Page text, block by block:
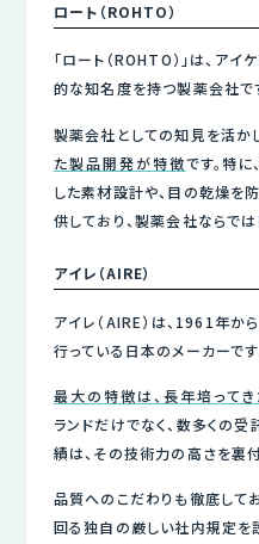
ロート（ROHTO）
「ロート（ROHTO）」は、ア
的な知名度を持つ製薬会社で
製薬会社としての知見を活かし
た製品開発が特徴です。特
した素材設計や、目の乾燥を
供しており、製薬会社ならで
アイレ（AIRE）
アイレ（AIRE）は、1961年か
行っている日本のメーカーです
最大の特徴は、長年培って
ランドだけでなく、数多くの
績は、その技術力の高さを裏
品質へのこだわりも徹底して
回る独自の厳しい社内規定を